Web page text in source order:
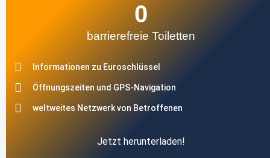
barrierefreie Toiletten
0
Informationen zu Euroschlüssel
Öffnungszeiten und GPS-Navigation
weltweites Netzwerk von Betroffenen
Jetzt herunterladen!